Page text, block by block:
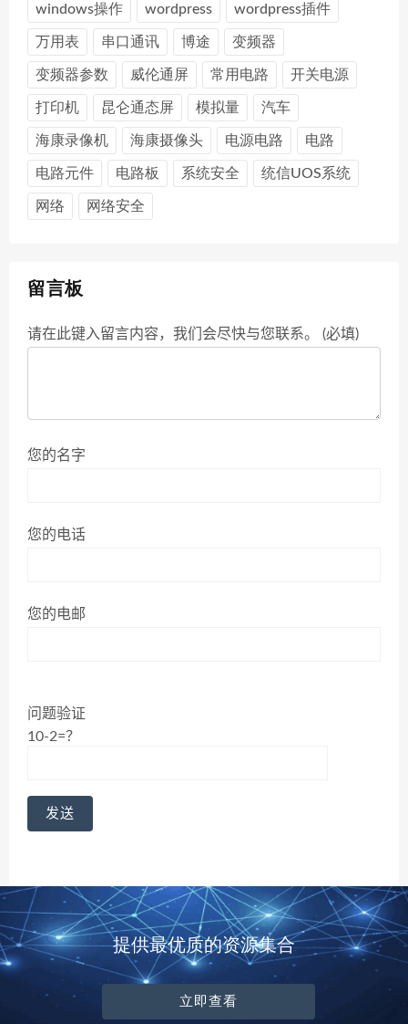
windows操作 wordpress wordpress插件
万用表 串口通讯 博途 变频器
变频器参数 威伦通屏 常用电路 开关电源
打印机 昆仑通态屏 模拟量 汽车
海康录像机 海康摄像头 电源电路 电路
电路元件 电路板 系统安全 统信UOS系统
网络 网络安全
留言板
请在此键入留言内容，我们会尽快与您联系。 (必填)
您的名字
您的电话
您的电邮
问题验证
10-2=？
提供最优质的资源集合
立即查看